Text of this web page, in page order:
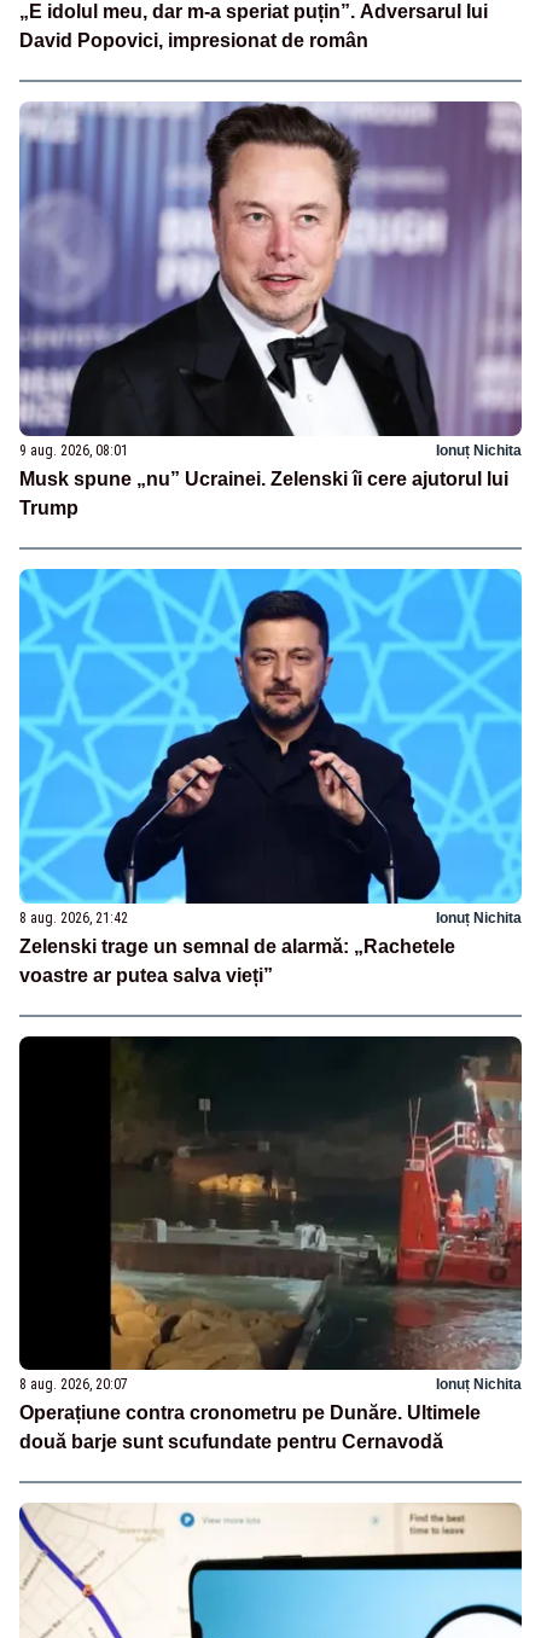
„E idolul meu, dar m-a speriat puțin”. Adversarul lui
David Popovici, impresionat de român
9 aug. 2026, 08:01 Ionuț Nichita
Musk spune „nu” Ucrainei. Zelenski îi cere ajutorul lui
Trump
8 aug. 2026, 21:42 Ionuț Nichita
Zelenski trage un semnal de alarmă: „Rachetele
voastre ar putea salva vieți”
8 aug. 2026, 20:07 Ionuț Nichita
Operațiune contra cronometru pe Dunăre. Ultimele
două barje sunt scufundate pentru Cernavodă